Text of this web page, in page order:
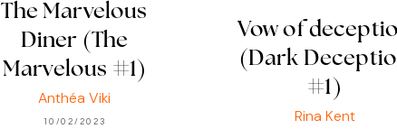
The Marvelous
Diner (The
Marvelous #1)
Anthéa Viki
10/02/2023
Vow of
(Dark
#1)
Rina Kent